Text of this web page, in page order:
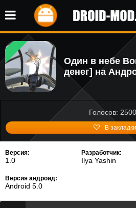
Один в небе
денег] на
Голосов:
В закладки
Версия:
1.0
Разработчик:
Ilya Yashin
Версия андроид:
Android 5.0